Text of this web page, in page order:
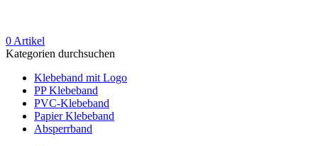
0 Artikel
Kategorien durchsuchen
Klebeband mit Logo
PP Klebeband
PVC-Klebeband
Papier Klebeband
Absperrband